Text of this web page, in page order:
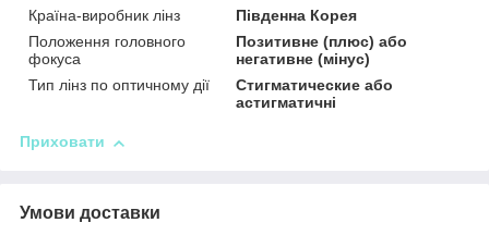
Країна-виробник лінз
Південна Корея
Положення головного
фокуса
Позитивне (плюс) або
негативне (мінус)
Тип лінз по оптичному дії
Стигматические або
астигматичні
Приховати
Умови доставки